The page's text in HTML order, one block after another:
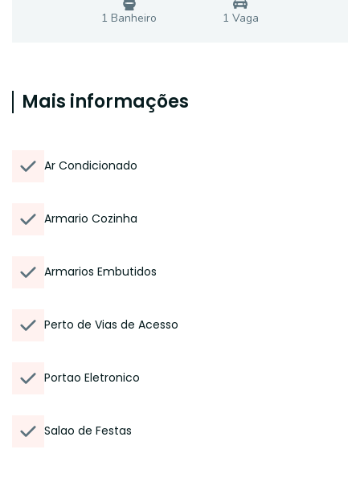
1 Banheiro 1 Vaga
Mais informações
Ar Condicionado
Armario Cozinha
Armarios Embutidos
Perto de Vias de Acesso
Portao Eletronico
Salao de Festas